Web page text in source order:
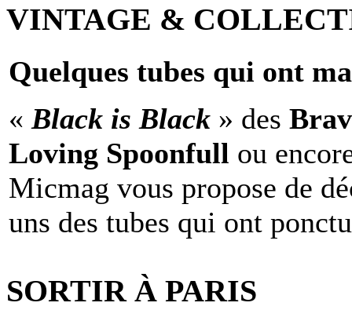
VINTAGE &
Quelques tubes qui ont
« Black is Black » des
Loving Spoonfull ou
Micmag vous propose de
uns des tubes qui ont
SORTIR À PARIS